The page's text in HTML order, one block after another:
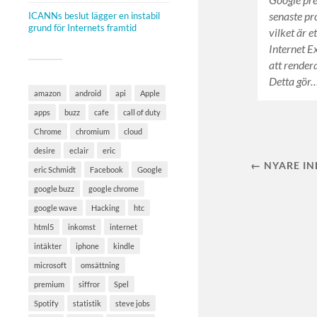
ICANNs beslut lägger en instabil
grund för Internets framtid
amazon android api Apple
apps buzz cafe call of duty
Chrome chromium cloud
desire eclair eric
eric Schmidt Facebook Google
google buzz google chrome
google wave Hacking htc
html5 inkomst internet
intäkter iphone kindle
microsoft omsättning
premium siffror Spel
Spotify statistik steve jobs
senaste
vilket är
Internet
att
Detta
← NYARE